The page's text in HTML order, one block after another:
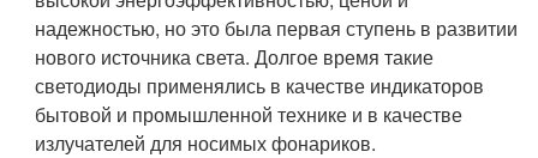
надежностью, но это была первая ступень в развитии
нового источника света. Долгое время такие
светодиоды применялись в качестве индикаторов
бытовой и промышленной технике и в качестве
излучателей для носимых фонариков.